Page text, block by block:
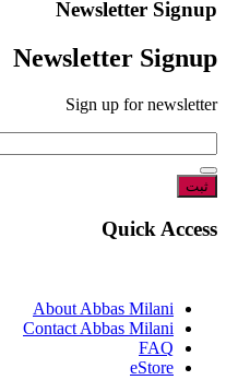
Newsletter Signup
Newsletter Signup
Sign up for newsletter
Quick Access
About Abbas Milani
Contact Abbas Milani
FAQ
eStore